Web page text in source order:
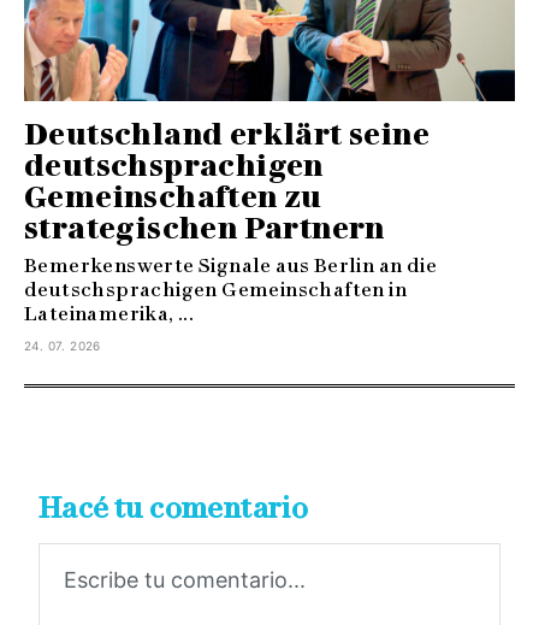
Deutschland erklärt seine
deutschsprachigen
Gemeinschaften zu
strategischen Partnern
Bemerkenswerte Signale aus Berlin an die
deutschsprachigen Gemeinschaften in
Lateinamerika, ...
24. 07. 2026
Hacé tu comentario